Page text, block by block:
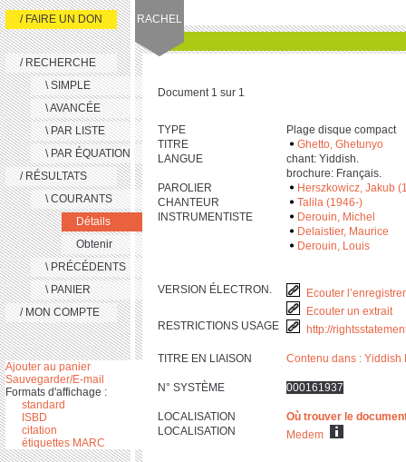
RACHEL
/ FAIRE UN DON
/ RECHERCHE
\ SIMPLE
\ AVANCÉE
\ PAR LISTE
\ PAR ÉQUATION
/ RÉSULTATS
\ COURANTS
Détails
Obtenir
\ PRÉCÉDENTS
\ PANIER
/ MON COMPTE
Ajouter au panier
Sauvegarder/E-mail
Formats d'affichage :
standard
ISBD
citation
étiquettes MARC
Document 1 sur 1
TYPE
Plage disque compact
TITRE
Ghetto, Ghetunyo
LANGUE
chant: Yiddish.
brochure: Français.
PAROLIER
Herszkowicz, Jakub
CHANTEUR
Talila (1946-)
INSTRUMENTISTE
Derouin, Michel
Delaistier, Maurice
Derouin, Louis
VERSION ÉLECTRON.
Ecouter
Ecouter un extrait
RESTRICTIONS USAGE
http://
TITRE EN LIAISON Contenu dans : Yiddish
N° SYSTÈME 000161937
LOCALISATION
Où trouver le
LOCALISATION
Medem